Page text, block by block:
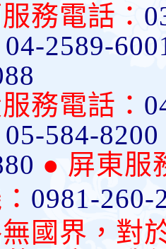
務電話：
04-2589-
務電話：
05-584-8200
● 屏東服
0981-260-
國界，對